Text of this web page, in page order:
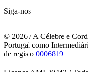
Siga-nos
© 2026 / A Célebre e
Portugal como
de registo 0006819